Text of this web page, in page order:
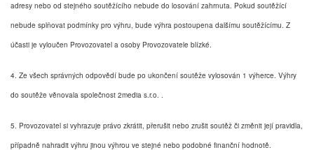
adresy nebo od stejného soutěžícího nebude do losování zahrnuta. Pokud soutěžící
nebude splňovat podmínky pro výhru, bude výhra postoupena dalšímu soutěžícímu. Z
účasti je vyloučen Provozovatel a osoby Provozovatele blízké.
4. Ze všech správných odpovědí bude po ukončení soutěže vylosován 1 výherce. Výhry
do soutěže věnovala společnost 2media s.r.o. .
5. Provozovatel si vyhrazuje právo zkrátit, přerušit nebo zrušit soutěž či změnit její pravidla,
případně nahradit výhru jinou výhrou ve stejné nebo podobné finanční hodnotě.